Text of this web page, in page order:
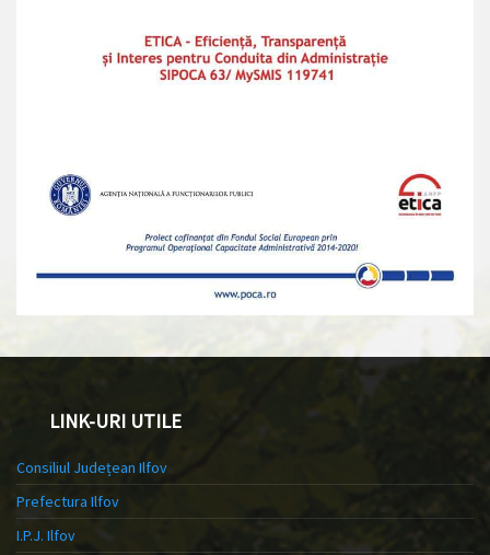
LINK-URI UTILE
Consiliul Județean Ilfov
Prefectura Ilfov
I.P.J. Ilfov